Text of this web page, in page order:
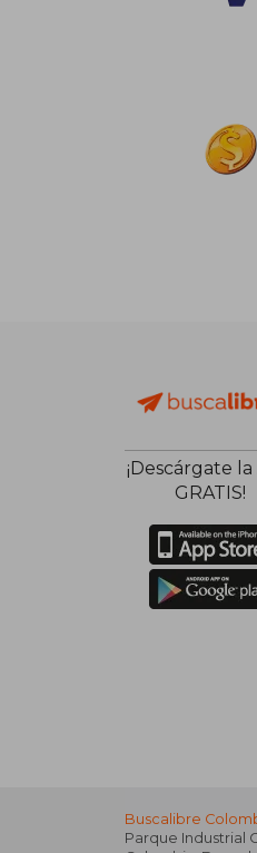
¡Descárgate
GRATIS!
Buscalibre
Parque Industrial